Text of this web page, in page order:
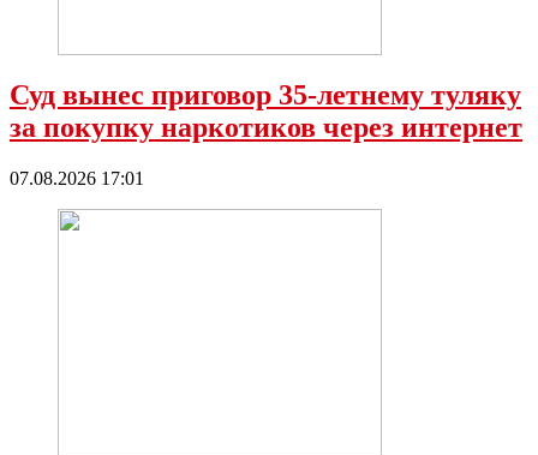
Суд вынес приговор 35-летнему туляку
за покупку наркотиков через интернет
07.08.2026 17:01